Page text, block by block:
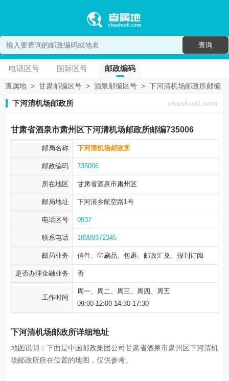
查询
电话区号 国际区号 邮政编码
查属地 > 甘肃邮编区号 > 酒泉邮编区号 > 下河清机场邮政所邮编
下河清机场邮政所 chashudi.com
甘肃省酒泉市肃州区下河清机场邮政所邮编735006
邮局名称 下河清机场邮政所
邮政编码 735006
所在地区 甘肃省酒泉市肃州区
邮局地址 下河清乡航空路1号
电话区号 0937
联系电话 18089372345
邮局业务 信件、印刷品、包裹、邮政汇兑、报刊订阅
是否办理金融业务 否
工作时间
周一、周二、周三、周四、周五
09:00-12:00 14:30-17:30
下河清机场邮政所详细地址
地图说明：下面是中国邮政集团公司甘肃省酒泉市肃州区下河清机
场邮政所所在位置的地图，仅供参考。